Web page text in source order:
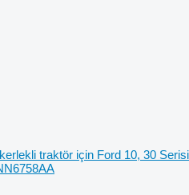
traktör için Ford 10, 30 Serisi